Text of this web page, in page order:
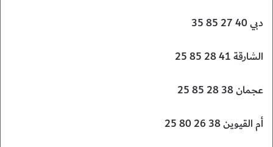
دبي 40 27 85 35
الشارقة 41 28 85 25
عجمان 38 28 85 25
أم القيوين 38 26 80 25